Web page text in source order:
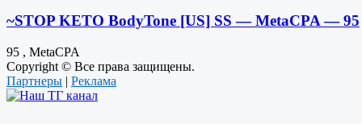
~STOP KETO BodyTone [US] SS — MetaCPA — 95
95 , MetaCPA
Copyright © Все права защищены.
Партнеры | Реклама